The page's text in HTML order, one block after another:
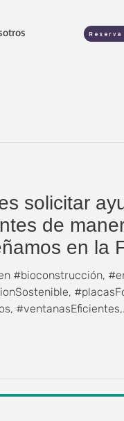
solicitar
de
en la
#bioconstrucción,